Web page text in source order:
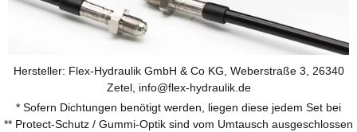
Hersteller: Flex-Hydraulik GmbH & Co KG, Weberstraße 3, 26340
Zetel, info@flex-hydraulik.de
* Sofern Dichtungen benötigt werden, liegen diese jedem Set bei
** Protect-Schutz / Gummi-Optik sind vom Umtausch ausgeschlossen